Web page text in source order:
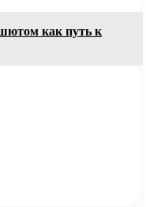
как путь к